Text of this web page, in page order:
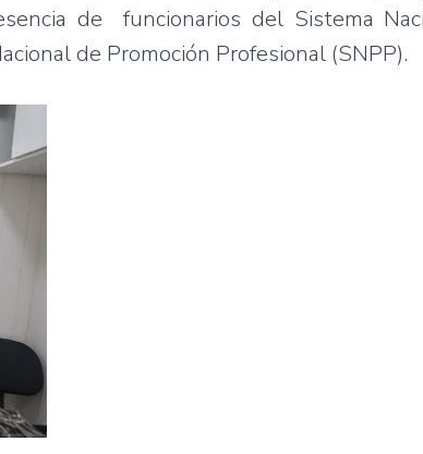
de funcionarios del Sistema
de Promoción Profesional (SNPP).